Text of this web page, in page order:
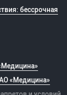
бессрочная
«Медицина»